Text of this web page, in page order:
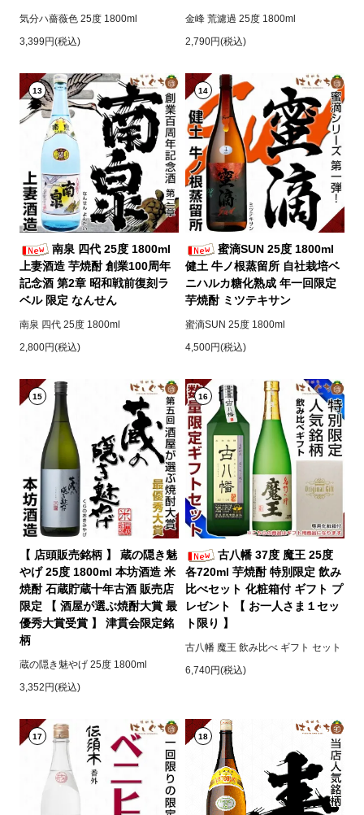
気分ハ薔薇色 25度 1800ml
3,399円(税込)
金峰 荒濾過 25度 1800ml
2,790円(税込)
13
南泉 四代 25度 1800ml
上妻酒造 芋焼酎 創業100周年
記念酒 第2章 昭和戦前復刻ラ
ベル 限定 なんせん
南泉 四代 25度 1800ml
2,800円(税込)
14
蜜滴SUN 25度 1800ml
健土 牛ノ根蒸留所 自社栽培ベ
ニハルカ糖化熟成 年一回限定
芋焼酎 ミツテキサン
蜜滴SUN 25度 1800ml
4,500円(税込)
15
【 店頭販売銘柄 】 蔵の隠き魅
やげ 25度 1800ml 本坊酒造 米
焼酎 石蔵貯蔵十年古酒 販売店
限定 【 酒屋が選ぶ焼酎大賞 最
優秀大賞受賞 】 津貫会限定銘
柄
蔵の隠き魅やげ 25度 1800ml
3,352円(税込)
16
古八幡 37度 魔王 25度
各720ml 芋焼酎 特別限定 飲み
比べセット 化粧箱付 ギフト プ
レゼント 【 お一人さま１セッ
ト限り 】
古八幡 魔王 飲み比べ ギフト セット
6,740円(税込)
17 18